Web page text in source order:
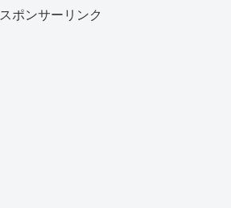
スポンサーリンク